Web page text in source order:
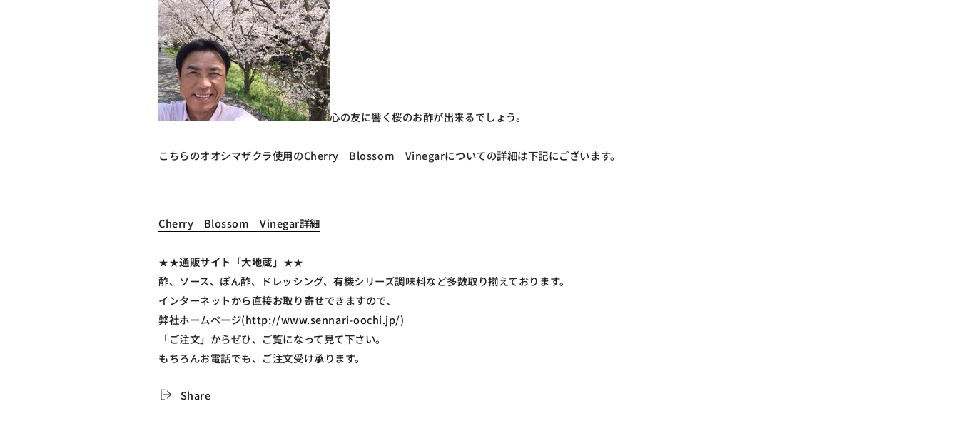
心の友に響く桜のお酢が出来るでしょう。
こちらのオオシマザクラ使用のCherry Blossom Vinegarについての詳細は下記にございます。
Cherry Blossom Vinegar詳細
★★通販サイト「大地蔵」 ★★
酢、ソース、ぽん酢、ドレッシング、有機シリーズ調味料など多数取り揃えております。
インターネットから直接お取り寄せできますので、
弊社ホームページ(http://www.sennari-oochi.jp/)
「ご注文」からぜひ、ご覧になって見て下さい。
もちろんお電話でも、ご注文受け承ります。
Share